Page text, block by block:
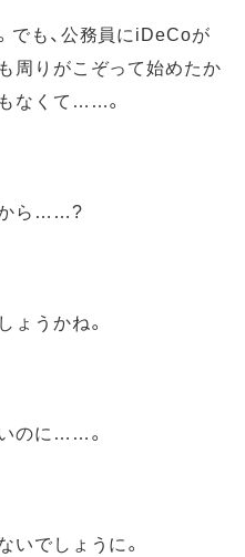
でも、公務員にiDeCoが
周りがこぞって始めたか
なくて……。
から……?
ょうかね。
のに……。
いでしょうに。